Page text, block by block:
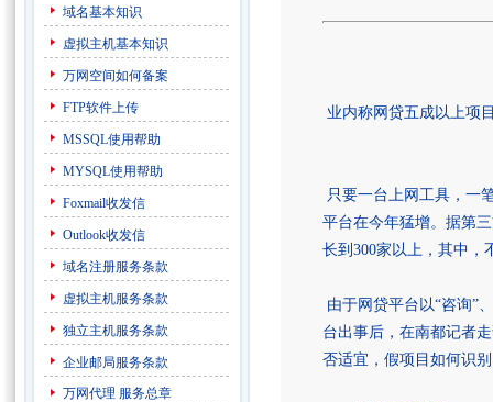
域名基本知识
虚拟主机基本知识
万网空间如何备案
FTP软件上传
MSSQL使用帮助
MYSQL使用帮助
Foxmail收发信
Outlook收发信
域名注册服务条款
虚拟主机服务条款
独立主机服务条款
企业邮局服务条款
万网代理 服务总章
业内称网贷五成以上项
只要一台上网工具，一
平台在今年猛增。据第
长到300家以上，其中，
由于网贷平台以“咨询”
台出事后，在南都记者
否适宜，假项目如何识